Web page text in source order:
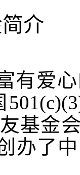
介
有爱
基金
办了